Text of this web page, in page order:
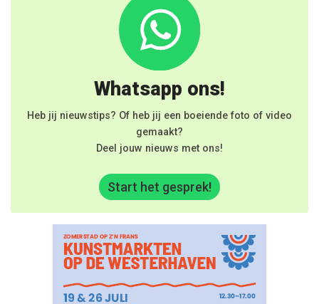
Whatsapp ons!
Heb jij nieuwstips? Of heb jij een boeiende foto of video
gemaakt?
Deel jouw nieuws met ons!
Start het gesprek!